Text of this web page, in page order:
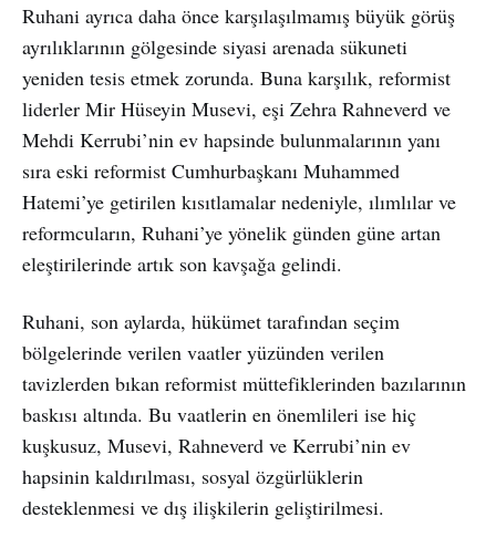
Ruhani ayrıca daha önce karşılaşılmamış büyük görüş
ayrılıklarının gölgesinde siyasi arenada sükuneti
yeniden tesis etmek zorunda. Buna karşılık, reformist
liderler Mir Hüseyin Musevi, eşi Zehra Rahneverd ve
Mehdi Kerrubi’nin ev hapsinde bulunmalarının yanı
sıra eski reformist Cumhurbaşkanı Muhammed
Hatemi’ye getirilen kısıtlamalar nedeniyle, ılımlılar ve
reformcuların, Ruhani’ye yönelik günden güne artan
eleştirilerinde artık son kavşağa gelindi.
Ruhani, son aylarda, hükümet tarafından seçim
bölgelerinde verilen vaatler yüzünden verilen
tavizlerden bıkan reformist müttefiklerinden bazılarının
baskısı altında. Bu vaatlerin en önemlileri ise hiç
kuşkusuz, Musevi, Rahneverd ve Kerrubi’nin ev
hapsinin kaldırılması, sosyal özgürlüklerin
desteklenmesi ve dış ilişkilerin geliştirilmesi.